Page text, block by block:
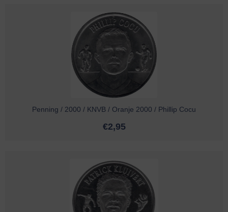
Penning / 2000 / KNVB / Oranje 2000 / Phillip Cocu
€2,95